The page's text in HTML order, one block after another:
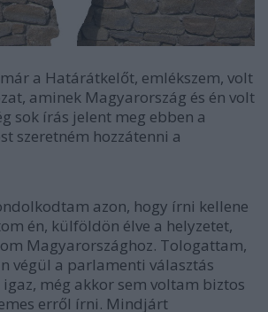
már a Határátkelőt, emlékszem, volt
aminek Magyarország és én volt
sok írás jelent meg ebben a
szeretném hozzátenni a
azon, hogy írni kellene
én, külföldön élve a helyzetet,
Magyarországhoz. Tologattam,
végül a parlamenti választás
még akkor sem voltam biztos
erről írni. Mindjárt